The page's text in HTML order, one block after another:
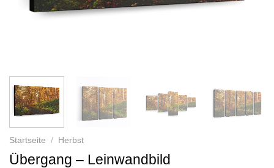
Startseite / Herbst
Übergang – Leinwandbild